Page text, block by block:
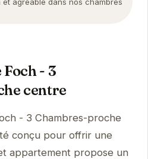
- 3
centre
- 3 Chambres-proche
conçu pour offrir une
appartement propose un